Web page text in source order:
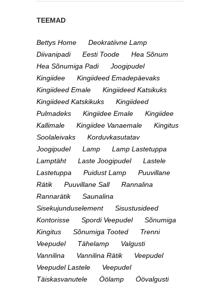
TEEMAD
Bettys Home
Deokratiivne Lamp
Diivanipadi
Eesti Toode
Hea Sõnum
Hea Sõnumiga Padi
Joogipudel
Kingiidee
Kingiideed Emadepäevaks
Kingiideed Emale
Kingiideed Katsikuks
Kingiideed Katskikuks
Kingiideed
Pulmadeks
Kingiidee Emale
Kingiidee
Kallimale
Kingiidee Vanaemale
Kingitus
Soolaleivaks
Korduvkasutatav
Joogipudel
Lamp
Lamp Lastetuppa
Lamptäht
Laste Joogipudel
Lastele
Lastetuppa
Puidust Lamp
Puuvillane
Rätik
Puuvillane Sall
Rannalina
Rannarätik
Saunalina
Sisekujunduselement
Sisustusideed
Kontorisse
Spordi Veepudel
Sõnumiga
Kingitus
Sõnumiga Tooted
Trenni
Veepudel
Tähelamp
Valgusti
Vannilina
Vannilina Rätik
Veepudel
Veepudel Lastele
Veepudel
Täiskasvanutele
Öölamp Öövalgusti